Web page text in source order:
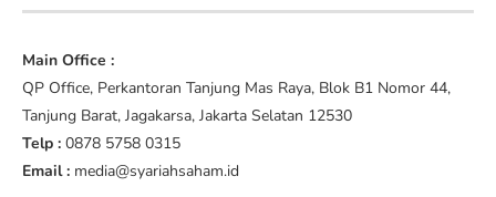
Main Office :
QP Office, Perkantoran Tanjung Mas Raya, Blok B1 Nomor 44,
Tanjung Barat, Jagakarsa, Jakarta Selatan 12530
Telp : 0878 5758 0315
Email : media@syariahsaham.id